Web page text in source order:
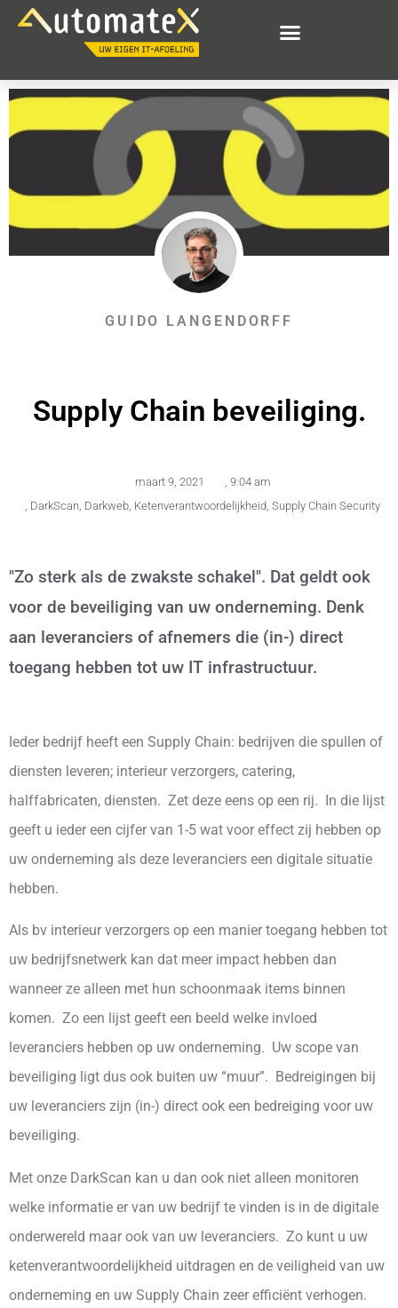
GUIDO LANGENDORFF
Supply Chain beveiliging.
maart 9, 2021
9:04 am
DarkScan Darkweb Ketenverantwoordelijkheid Supply Chain Security
"Zo sterk als de zwakste schakel". Dat geldt ook
voor de beveiliging van uw onderneming. Denk
aan leveranciers of afnemers die (in-) direct
toegang hebben tot uw IT infrastructuur.
Ieder bedrijf heeft een Supply Chain: bedrijven die spullen of
diensten leveren; interieur verzorgers, catering,
halffabricaten, diensten. Zet deze eens op een rij. In die lijst
geeft u ieder een cijfer van 1-5 wat voor effect zij hebben op
uw onderneming als deze leveranciers een digitale situatie
hebben.
Als bv interieur verzorgers op een manier toegang hebben tot
uw bedrijfsnetwerk kan dat meer impact hebben dan
wanneer ze alleen met hun schoonmaak items binnen
komen. Zo een lijst geeft een beeld welke invloed
leveranciers hebben op uw onderneming. Uw scope van
beveiliging ligt dus ook buiten uw “muur”. Bedreigingen bij
uw leveranciers zijn (in-) direct ook een bedreiging voor uw
beveiliging.
Met onze DarkScan kan u dan ook niet alleen monitoren
welke informatie er van uw bedrijf te vinden is in de digitale
onderwereld maar ook van uw leveranciers. Zo kunt u uw
ketenverantwoordelijkheid uitdragen en de veiligheid van uw
onderneming en uw Supply Chain zeer efficiënt verhogen.